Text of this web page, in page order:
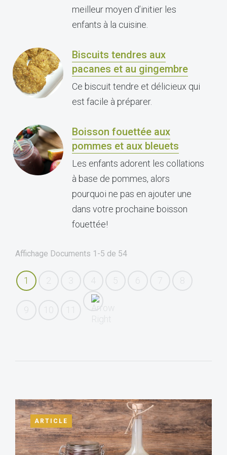
meilleur moyen d’initier les
enfants à la cuisine.
Biscuits tendres aux
pacanes et au gingembre
Ce biscuit tendre et délicieux qui
est facile à préparer.
Boisson fouettée aux
pommes et aux bleuets
Les enfants adorent les collations
à base de pommes, alors
pourquoi ne pas en ajouter une
dans votre prochaine boisson
fouettée!
Affichage Documents 1-5 de 54
1
ARTICLE